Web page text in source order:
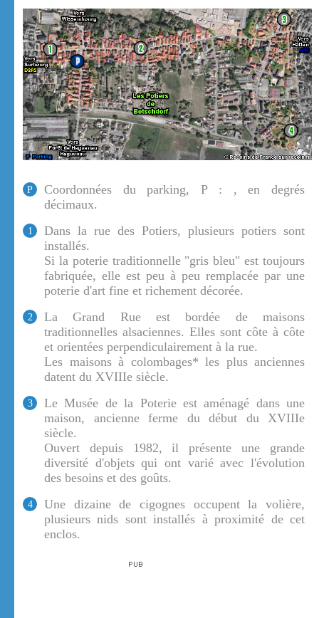
P
Coordonnées du parking, P : , en degrés
décimaux.
1
Dans la rue des Potiers, plusieurs potiers sont
installés.
Si la poterie traditionnelle "gris bleu" est toujours
fabriquée, elle est peu à peu remplacée par une
poterie d'art fine et richement décorée.
2
La Grand Rue est bordée de maisons
traditionnelles alsaciennes. Elles sont côte à côte
et orientées perpendiculairement à la rue.
Les maisons à colombages* les plus anciennes
datent du XVIIIe siècle.
3
Le Musée de la Poterie est aménagé dans une
maison, ancienne ferme du début du XVIIIe
siècle.
Ouvert depuis 1982, il présente une grande
diversité d'objets qui ont varié avec l'évolution
des besoins et des goûts.
4
Une dizaine de cigognes occupent la volière,
plusieurs nids sont installés à proximité de cet
enclos.